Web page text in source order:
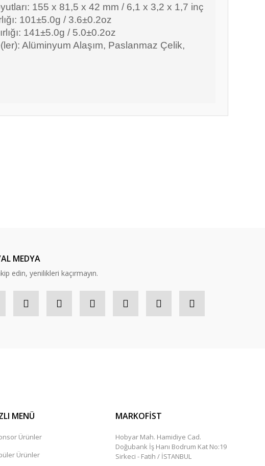
155 x 81,5 x 42 mm / 6,1 x 3,2 x 1,7 inç
101±5.0g / 3.6±0.2oz
141±5.0g / 5.0±0.2oz
Alüminyum Alaşım, Paslanmaz Çelik,
MEDYA
edin, yenilikleri kaçırmayın.
MENÜ
Ürünler
Ürünler
MARKOFİST
Hobyar Mah. Hamidiye Cad.
Doğubank İş Hanı Bodrum Kat No:19
Sirkeci - Fatih / İSTANBUL